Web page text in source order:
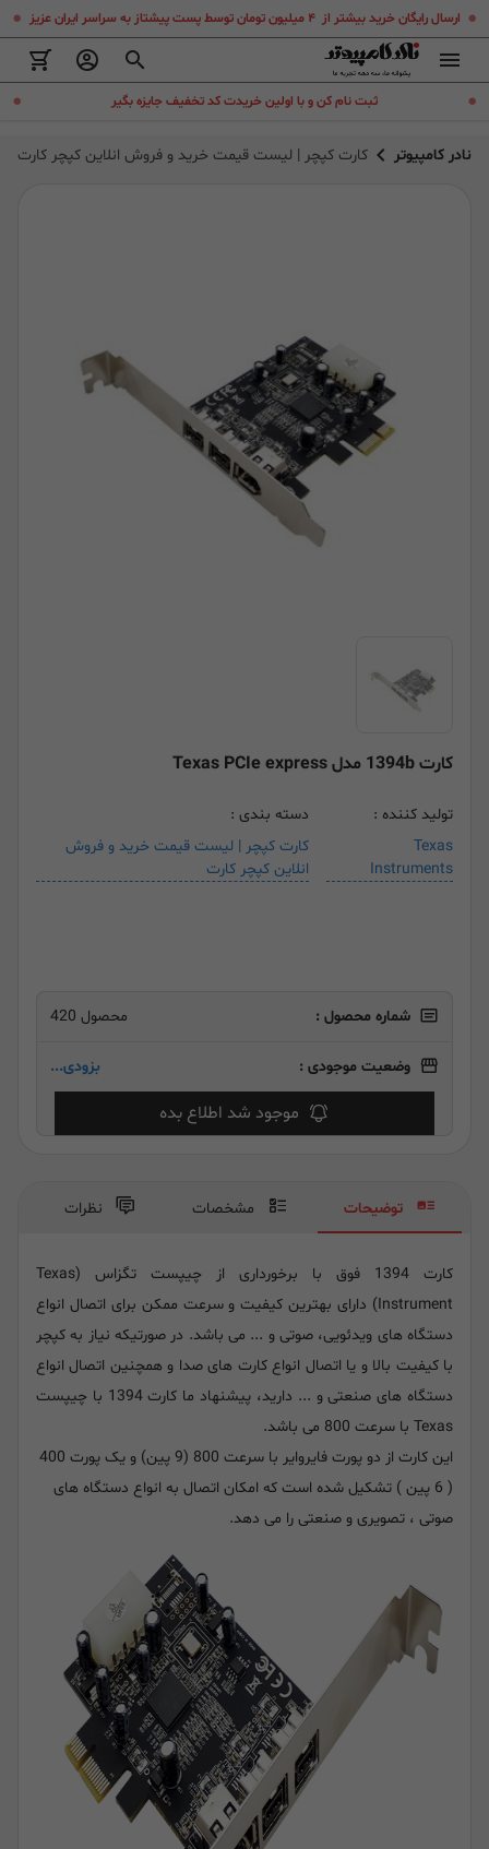
ارسال رایگان خرید بیشتر از ۴ میلیون تومان توسط پست پیشتاز به سراسر ایران عزیز
.
ثبت نام کن و با اولین خریدت کد تخفیف جایزه بگیر .
نادر کامپیوتر کارت کپچر | لیست قیمت خرید و فروش انلاین کپچر کارت
کارت 1394b مدل Texas PCIe express
تولید کننده :
Texas
Instruments
دسته بندی :
کارت کپچر | لیست قیمت خرید و فروش
انلاین کپچر کارت
شماره محصول : محصول 420
وضعیت موجودی : بزودی...
موجود شد اطلاع بده
کارت 1394 فوق با برخورداری از چیپست تگزاس (Texas
Instrument) دارای بهترین کیفیت و سرعت ممکن برای اتصال انواع
دستگاه های ویدئویی، صوتی و ... می باشد. در صورتیکه نیاز به کپچر
با کیفیت بالا و یا اتصال انواع کارت های صدا و همچنین اتصال انواع
دستگاه های صنعتی و ... دارید، پیشنهاد ما کارت 1394 با چیپست
Texas با سرعت 800 می باشد.
این کارت از دو پورت فایروایر با سرعت 800 (9 پین) و یک پورت 400
( 6 پین ) تشکیل شده است که امکان اتصال به انواع دستگاه های
صوتی ، تصویری و صنعتی را می دهد.